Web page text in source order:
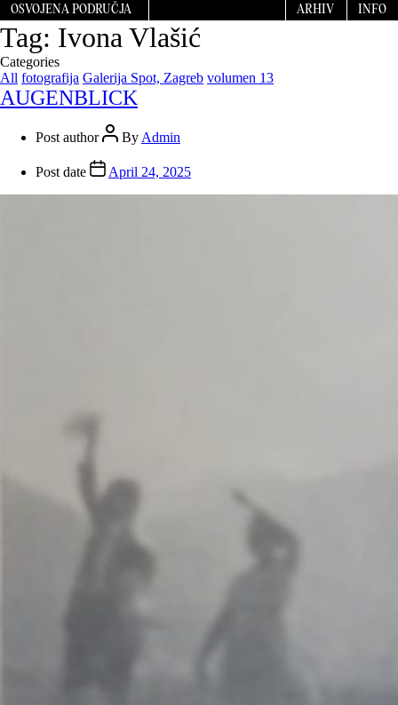
OSVOJENA PODRUČJA ARHIV INFO
Tag: Ivona Vlašić
Categories
All fotografija Galerija Spot, Zagreb volumen 13
AUGENBLICK
Post author By Admin
Post date April 24, 2025